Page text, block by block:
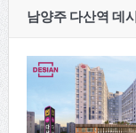
남양주 다산역 데